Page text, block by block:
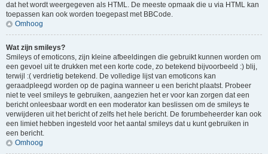
dat het wordt weergegeven als HTML. De meeste opmaak die u via HTML kan
toepassen kan ook worden toegepast met BBCode.
Omhoog
Wat zijn smileys?
Smileys of emoticons, zijn kleine afbeeldingen die gebruikt kunnen worden om
een gevoel uit te drukken met een korte code, zo betekend bijvoorbeeld :) blij,
terwijl :( verdrietig betekend. De volledige lijst van emoticons kan
geraadpleegd worden op de pagina wanneer u een bericht plaatst. Probeer
niet te veel smileys te gebruiken, aangezien het er voor kan zorgen dat een
bericht onleesbaar wordt en een moderator kan beslissen om de smileys te
verwijderen uit het bericht of zelfs het hele bericht. De forumbeheerder kan ook
een limiet hebben ingesteld voor het aantal smileys dat u kunt gebruiken in
een bericht.
Omhoog